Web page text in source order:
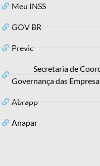
Meu INSS
GOV BR
Previc
Secretaria de
Governança das
Abrapp
Anapar